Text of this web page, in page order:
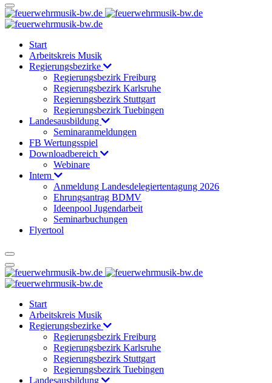
Start
Arbeitskreis Musik
Regierungsbezirke
Regierungsbezirk Freiburg
Regierungsbezirk Karlsruhe
Regierungsbezirk Stuttgart
Regierungsbezirk Tuebingen
Landesausbildung
Seminaranmeldungen
FB Wertungsspiel
Downloadbereich
Webinare
Intern
Anmeldung Landesdelegiertentagung 2026
Ehrungsantrag BDMV
Ideenpool Jugendarbeit
Seminarbuchungen
Flyertool
Start
Arbeitskreis Musik
Regierungsbezirke
Regierungsbezirk Freiburg
Regierungsbezirk Karlsruhe
Regierungsbezirk Stuttgart
Regierungsbezirk Tuebingen
Landesausbildung